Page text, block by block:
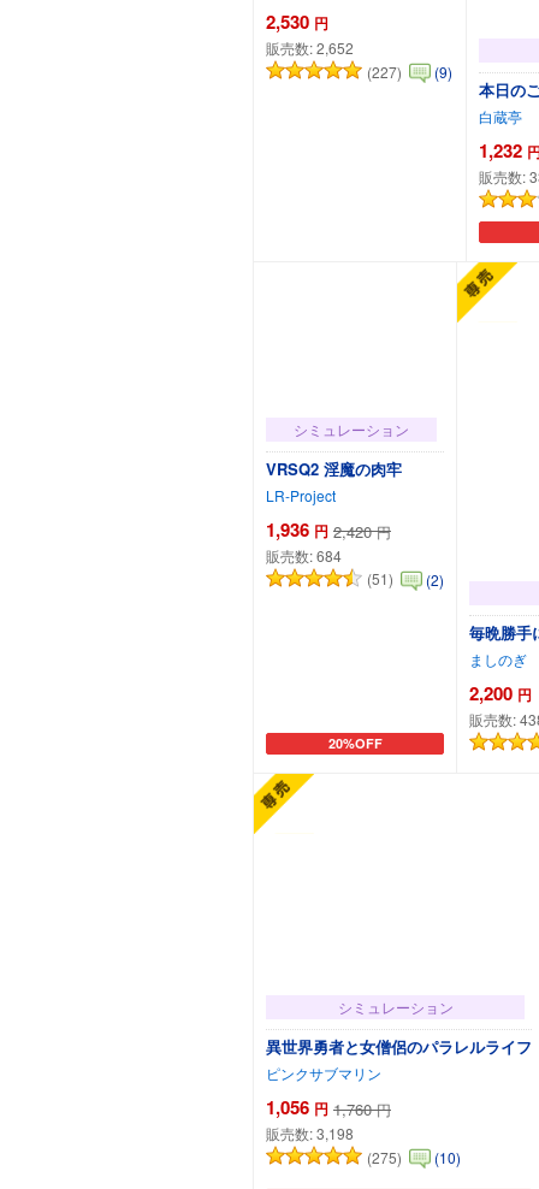
2,530 円
販売数:2,652
(227)
(9)
本日の
白蔵亭
1,232
販売数:
シミュレーション
VRSQ2 淫魔の肉牢
LR-Project
1,936 円 2,420 円
販売数:684
(51)
(2)
20%OFF
カートに追加
毎晩勝手
ましのぎ
2,200 円
販売数:
シミュレーション
異世界勇者と女僧侶のパラレルライフ
ピンクサブマリン
1,056 円 1,760 円
販売数:3,198
(275)
(10)